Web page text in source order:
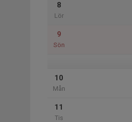
8
Lör
9
Sön
10
Mån
11
Tis